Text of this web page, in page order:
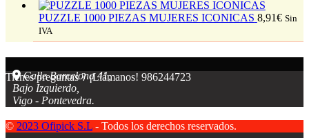
PUZZLE 1000 PIEZAS MUJERES ICONICAS 8,91€ Sin
IVA
Tienes preguntas ? ¡Llámanos! 986244723
Calle Barcelona 41,
Bajo Izquierdo,
Vigo - Pontevedra.
© 2023 Ofipick S.L - Todos los derechos reservados.